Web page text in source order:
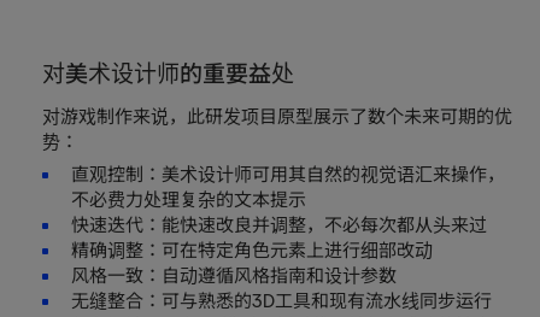
对美术设计师的重要益处
对游戏制作来说，此研发项目原型展示了数个未来可期的优
势：
直观控制：美术设计师可用其自然的视觉语汇来操作，
不必费力处理复杂的文本提示
快速迭代：能快速改良并调整，不必每次都从头来过
精确调整：可在特定角色元素上进行细部改动
风格一致：自动遵循风格指南和设计参数
无缝整合：可与熟悉的3D工具和现有流水线同步运行